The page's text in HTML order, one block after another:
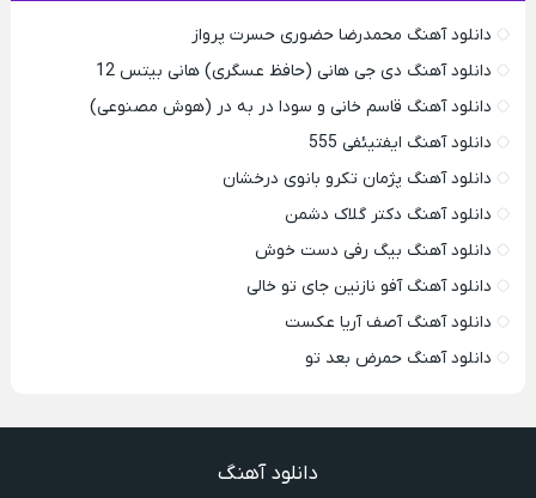
دانلود آهنگ محمدرضا حضورى حسرت پرواز
دانلود آهنگ دی جی هانی (حافظ عسگری) هانی بیتس 12
دانلود آهنگ قاسم خانی و سودا در به در (هوش مصنوعی)
دانلود آهنگ ایفتیئفی 555
دانلود آهنگ پژمان تکرو بانوی درخشان
دانلود آهنگ دکتر گلاک دشمن
دانلود آهنگ بیگ رفی دست خوش
دانلود آهنگ آفو نازنین جای تو خالی
دانلود آهنگ آصف آریا عکست
دانلود آهنگ حمرض بعد تو
دانلود آهنگ